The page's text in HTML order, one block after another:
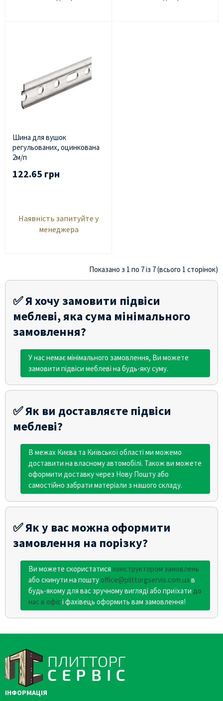
Шина для вушок
регульованих, оцинкована
2м/п
122.65 грн
Наявність запитуйте у
менеджера
Показано з 1 по 7 із 7 (всього 1 сторінок)
✅ Я хочу замовити підвіси
меблеві, яка сума мінімального
замовлення?
У нас немає мінімального замовлення, Ви можете
замовити підвіси меблеві на будь-яку суму.
✅ Як ви доставляєте підвіси
меблеві?
В межах Києва та Київської області ми можемо
доставити на власному автомобілі. Також ви можете
оформити доставку через Нову Пошту або
самостійно забрати матеріали з нашого складу.
✅ Як у вас можна оформити
замовлення на порізку?
Ви можете скористатися конструктором замовлень
або скинути на пошту office@plittorgservis.com.ua в
будь-якому для вас зручному вигляді або приїхати до
нас в офіс і фахівець оформить вам замовлення!
ІНФОРМАЦІЯ